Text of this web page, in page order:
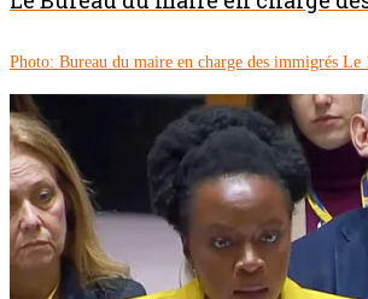
Photo: Bureau du maire en charge des immigrés Le